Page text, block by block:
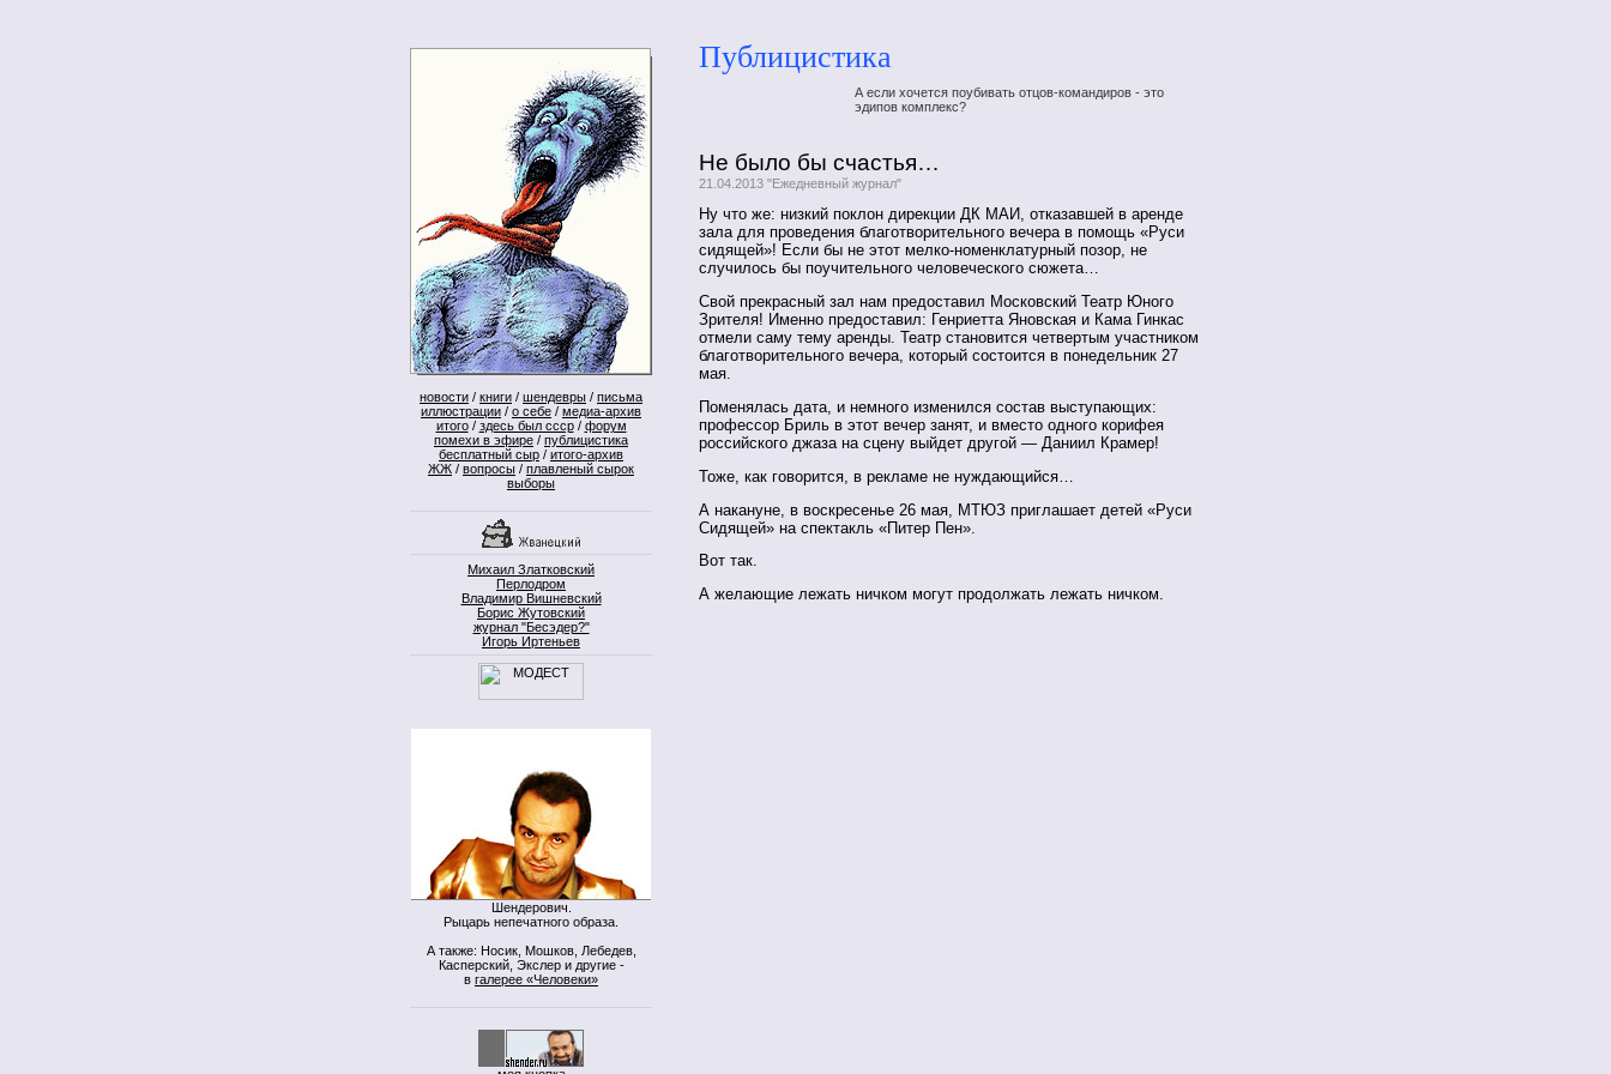
новости / книги / шендевры / письма
иллюстрации / о себе / медиа-архив
итого/ здесь был ссср/ форум
помехи в эфире / публицистика
бесплатный сыр / итого-архив
ЖЖ / вопросы / плавленый сырок
выборы
Михаил Златковский
Перлодром
Владимир Вишневский
Борис Жутовский
журнал "Бесэдер?"
Игорь Иртеньев
Шендерович.
Рыцарь непечатного образа.
А также: Носик, Мошков, Лебедев,
Касперский, Экслер и другие -
в галерее «Человеки»
Публицистика
А если хочется поубивать отцов-командиров - это
эдипов комплекс?
Не было бы счастья…
21.04.2013 "Ежедневный журнал"
Ну что же: низкий поклон дирекции ДК МАИ, отказавшей в аренде
зала для проведения благотворительного вечера в помощь «Руси
сидящей»! Если бы не этот мелко-номенклатурный позор, не
случилось бы поучительного человеческого сюжета…
Свой прекрасный зал нам предоставил Московский Театр Юного
Зрителя! Именно предоставил: Генриетта Яновская и Кама Гинкас
отмели саму тему аренды. Театр становится четвертым участником
благотворительного вечера, который состоится в понедельник 27
мая.
Поменялась дата, и немного изменился состав выступающих:
профессор Бриль в этот вечер занят, и вместо одного корифея
российского джаза на сцену выйдет другой — Даниил Крамер!
Тоже, как говорится, в рекламе не нуждающийся…
А накануне, в воскресенье 26 мая, МТЮЗ приглашает детей «Руси
Сидящей» на спектакль «Питер Пен».
Вот так.
А желающие лежать ничком могут продолжать лежать ничком.